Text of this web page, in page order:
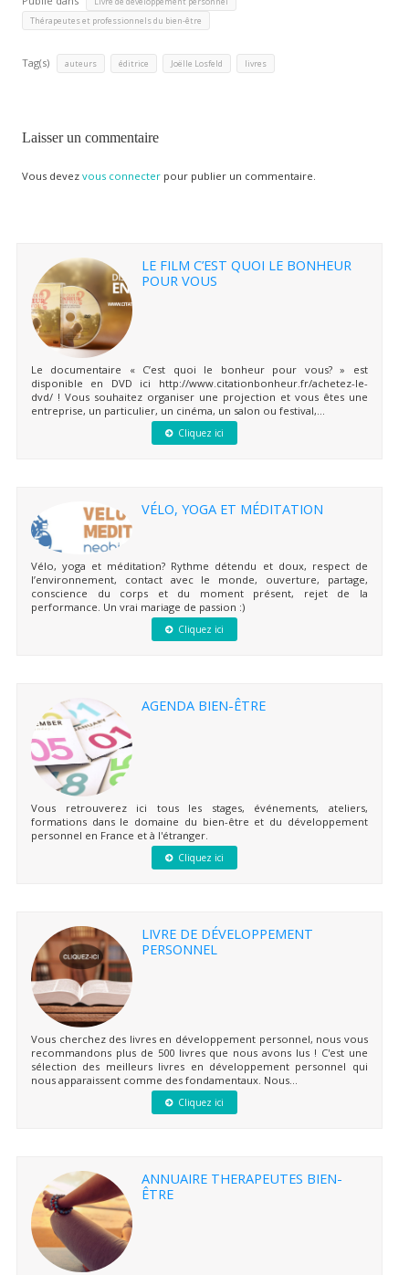
Thérapeutes et professionnels du bien-être
Tag(s) auteurs éditrice Joëlle Losfeld livres
Laisser un commentaire
Vous devez vous connecterpour publier un commentaire.
LE FILM C’EST QUOI LE BONHEUR
POUR VOUS
Le documentaire « C’est quoi le bonheur pour vous? » est
disponible en DVD ici http://www.citationbonheur.fr/achetez-le-
dvd/ ! Vous souhaitez organiser une projection et vous êtes une
entreprise, un particulier, un cinéma, un salon ou festival,...
Cliquez ici
VÉLO, YOGA ET MÉDITATION
Vélo, yoga et méditation? Rythme détendu et doux, respect de
l’environnement, contact avec le monde, ouverture, partage,
conscience du corps et du moment présent, rejet de la
performance. Un vrai mariage de passion :)
Cliquez ici
AGENDA BIEN-ÊTRE
Vous retrouverez ici tous les stages, événements, ateliers,
formations dans le domaine du bien-être et du développement
personnel en France et à l'étranger.
Cliquez ici
LIVRE DE DÉVELOPPEMENT
PERSONNEL
Vous cherchez des livres en développement personnel, nous vous
recommandons plus de 500 livres que nous avons lus ! C'est une
sélection des meilleurs livres en développement personnel qui
nous apparaissent comme des fondamentaux. Nous...
Cliquez ici
ANNUAIRE THERAPEUTES BIEN-
ÊTRE